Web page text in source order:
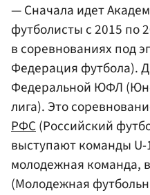
— Сначала идет
футболисты с 2015 по
в соревнованиях под
Федерация футбола).
Федеральной ЮФЛ
лига). Это
РФС(Российский
выступают команды U-
молодежная
(Молодежная